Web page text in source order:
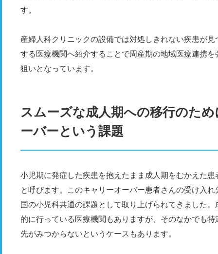
す。
産婦人科クリニックの設備では対処しきれない疾患が
する医療機関へ紹介することで周産期の地域医療連携
狙いとなっています。
スムーズな成人期への移行のた
ーバーという課題
小児期に発症した疾患を抱えたまま成人期をむかえた
と呼びます。このキャリーオーバー患者さんの受け入
国の小児科共通の課題として取り上げられてきました
的に行っている医療機関もありますが、そのなかでも
先がみつからないというケースもあります。